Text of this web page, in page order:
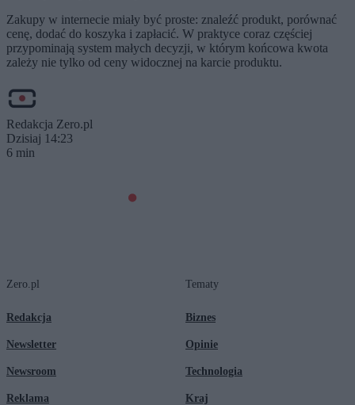
Zakupy w internecie miały być proste: znaleźć produkt, porównać
cenę, dodać do koszyka i zapłacić. W praktyce coraz częściej
przypominają system małych decyzji, w którym końcowa kwota
zależy nie tylko od ceny widocznej na karcie produktu.
Redakcja Zero.pl
Dzisiaj 14:23
6 min
Zero.pl
Redakcja
Newsletter
Newsroom
Reklama
Tematy
Biznes
Opinie
Technologia
Kraj